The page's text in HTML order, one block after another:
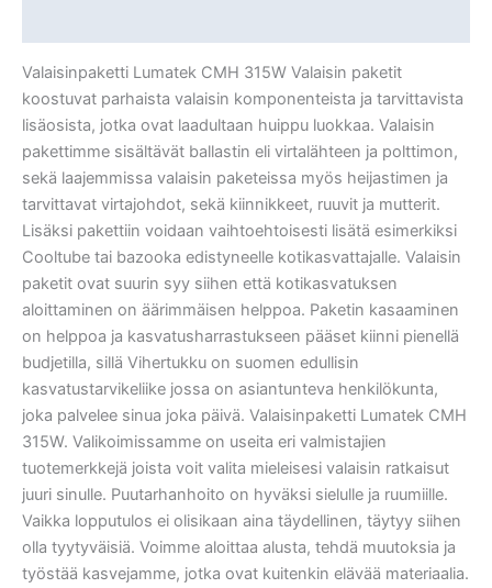
Valaisinpaketti Lumatek CMH 315W Valaisin paketit
koostuvat parhaista valaisin komponenteista ja tarvittavista
lisäosista, jotka ovat laadultaan huippu luokkaa. Valaisin
pakettimme sisältävät ballastin eli virtalähteen ja polttimon,
sekä laajemmissa valaisin paketeissa myös heijastimen ja
tarvittavat virtajohdot, sekä kiinnikkeet, ruuvit ja mutterit.
Lisäksi pakettiin voidaan vaihtoehtoisesti lisätä esimerkiksi
Cooltube tai bazooka edistyneelle kotikasvattajalle. Valaisin
paketit ovat suurin syy siihen että kotikasvatuksen
aloittaminen on äärimmäisen helppoa. Paketin kasaaminen
on helppoa ja kasvatusharrastukseen pääset kiinni pienellä
budjetilla, sillä Vihertukku on suomen edullisin
kasvatustarvikeliike jossa on asiantunteva henkilökunta,
joka palvelee sinua joka päivä. Valaisinpaketti Lumatek CMH
315W. Valikoimissamme on useita eri valmistajien
tuotemerkkejä joista voit valita mieleisesi valaisin ratkaisut
juuri sinulle. Puutarhanhoito on hyväksi sielulle ja ruumiille.
Vaikka lopputulos ei olisikaan aina täydellinen, täytyy siihen
olla tyytyväisiä. Voimme aloittaa alusta, tehdä muutoksia ja
työstää kasvejamme, jotka ovat kuitenkin elävää materiaalia.